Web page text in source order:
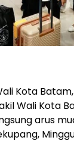
Kota
Wali Kota
arus